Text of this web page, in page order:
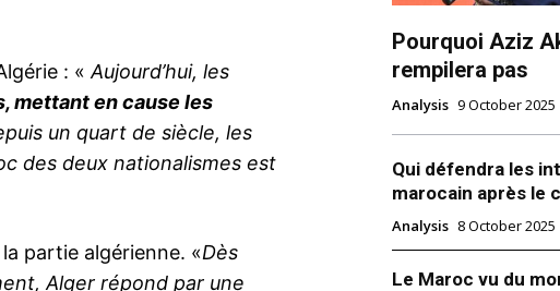
Insight Publications
Formules d’abonnement
: «Aujourd’hui, les
mettant en cause les
un quart de siècle, les
des deux nationalismes est
partie algérienne. «Dès
Alger répond par une
Pourquoi Aziz
rempilera pas
Analysis 9 October 2025
Qui défendra les
marocain après le
Analysis 8 October 2025
Le Maroc vu du